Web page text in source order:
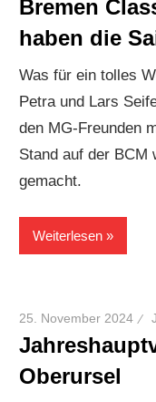
Bremen
haben die
Was für ein tolles
Petra und Lars
den MG-Freunden
Stand auf der BCM
gemacht.
Weiterlesen
25. November 2024
Oberursel